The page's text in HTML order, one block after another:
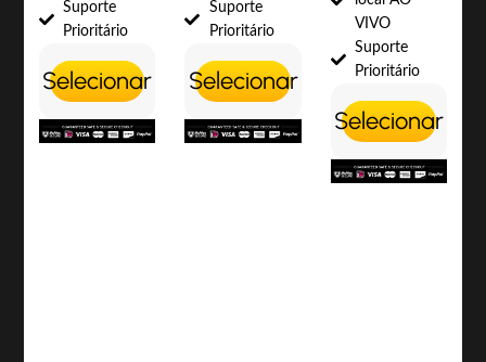
Suporte
Prioritário
Selecionar
Suporte
Prioritário
Selecionar
VIVO
Suporte
Prioritário
Selecionar